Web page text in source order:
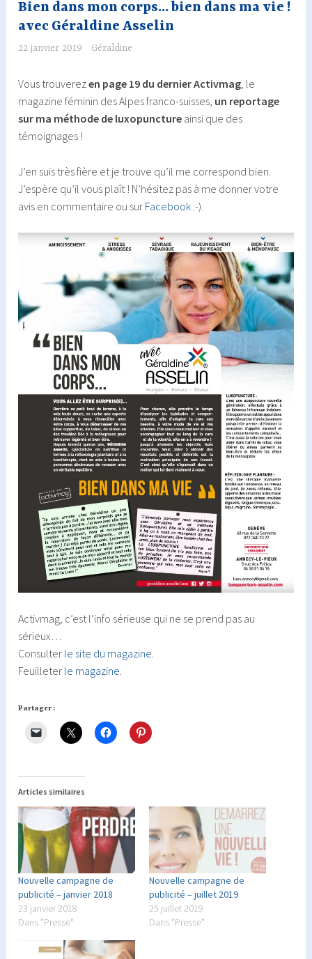
Bien dans mon corps… bien dans ma vie !
avec Géraldine Asselin
22 janvier 2019 Géraldine
Vous trouverezen page 19 du dernier Activmag , le
magazine féminin des Alpes franco-suisses, un reportage
sur ma méthode de luxopuncture ainsi que des
témoignages !
J’en suis très fière et je trouve qu’il me correspond bien.
J’espère qu’il vous plaît ! N’hésitez pas à me donner votre
avis en commentaire ou sur Facebook :-).
Activmag, c’est l’info sérieuse qui ne se prend pas au
sérieux…
Consulter le site du magazine.
Feuilleter le magazine.
Partager :
Articles similaires
Nouvelle campagne de
publicité – janvier 2018
23 janvier 2018
Dans "Presse"
Nouvelle campagne de
publicité – juillet 2019
25 juillet 2019
Dans "Presse"